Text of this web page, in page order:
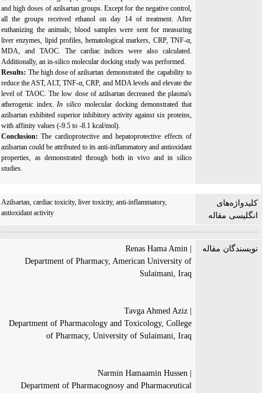
and high doses of azilsartan groups. Except for the negative control,
all the groups received ethanol on day 14 of treatment. After
euthanizing the animals; blood samples were sent for measuring
liver enzymes, lipid profiles, hematological markers, CRP, TNF-α,
MDA, and TAOC. The cardiac indices were also calculated.
Additionally, an in-silico molecular docking study was performed.
Results:The high dose of azilsartandemonstrated the capability to
reduce the AST, ALT,TNF-α, CRP, and MDA levels and elevate the
level ofTAOC. The low dose of azilsartan decreased the plasma's
atherogenic index. In silicomolecular docking demonstrated that
azilsartan exhibited superior inhibitory activity against six proteins,
with affinity values (-9.5 to -8.1 kcal/mol).
Conclusion:The cardioprotective and hepatoprotective effects of
azilsartan could be attributed to its anti-inflammatory and antioxidant
properties, as demonstrated through both in vivo and in silico
studies.
کلیدواژه‌های
انگلیسی مقاله
Azilsartan, cardiac toxicity, liver toxicity, anti-inflammatory,
antioxidant activity
نویسندگان مقاله
Department of Pharmacy, American University of
Sulaimani, Iraq
Department of Pharmacology and Toxicology, College
of Pharmacy, University of Sulaimani, Iraq
Department of Pharmacognosy and Pharmaceutical